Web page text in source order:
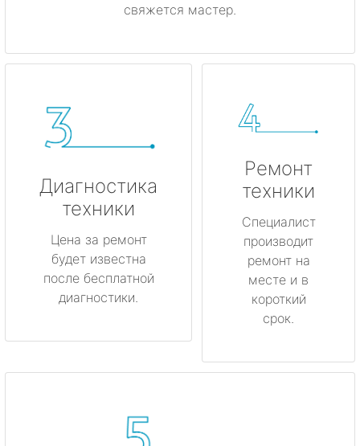
свяжется мастер.
Диагностика
техники
Цена за ремонт
будет известна
после бесплатной
диагностики.
Ремонт
техники
Специалист
производит
ремонт на
месте и в
короткий
срок.